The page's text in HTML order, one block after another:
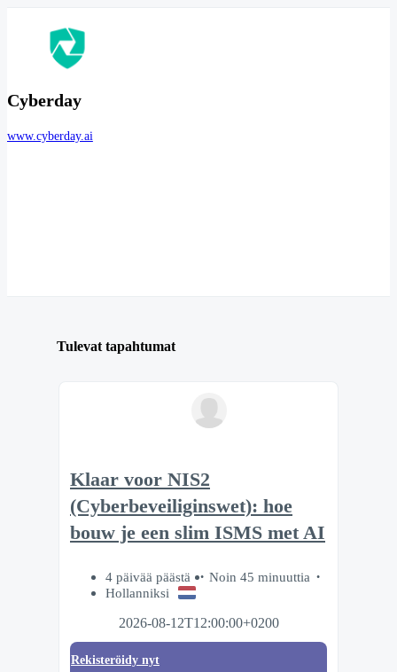
Cyberday
www.cyberday.ai
Tulevat tapahtumat
Klaar voor NIS2
(Cyberbeveiliginswet): hoe
bouw je een slim ISMS met AI
4 päivää päästä
Noin 45 minuuttia
Hollanniksi
2026-08-12T12:00:00+0200
Rekisteröidy nyt